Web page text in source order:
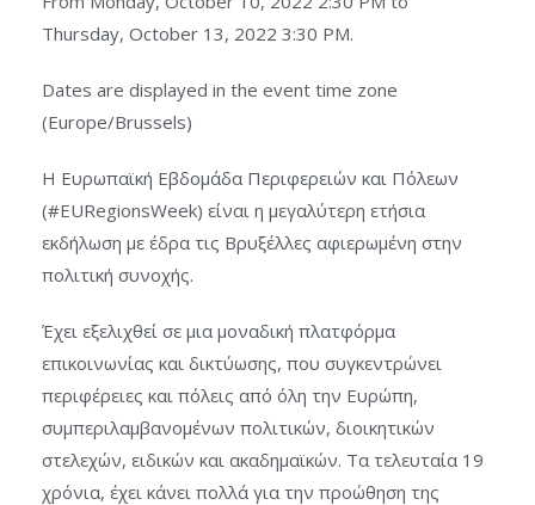
Thursday, October 13, 2022 3:30 PM.
Dates are displayed in the event time zone
(Europe/Brussels)
Η Ευρωπαϊκή Εβδομάδα Περιφερειών και Πόλεων
(#EURegionsWeek) είναι η μεγαλύτερη ετήσια
εκδήλωση με έδρα τις Βρυξέλλες αφιερωμένη στην
πολιτική συνοχής.
Έχει εξελιχθεί σε μια μοναδική πλατφόρμα
επικοινωνίας και δικτύωσης, που συγκεντρώνει
περιφέρειες και πόλεις από όλη την Ευρώπη,
συμπεριλαμβανομένων πολιτικών, διοικητικών
στελεχών, ειδικών και ακαδημαϊκών. Τα τελευταία 19
χρόνια, έχει κάνει πολλά για την προώθηση της